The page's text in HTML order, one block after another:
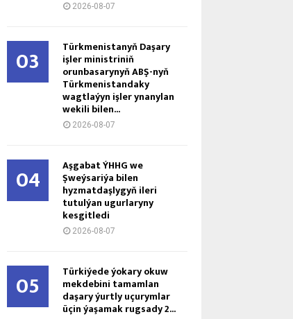
2026-08-07
03 Türkmenistanyň Daşary
işler ministriniň
orunbasarynyň ABŞ-nyň
Türkmenistandaky
wagtlaýyn işler ynanylan
wekili bilen...
2026-08-07
04 Aşgabat ÝHHG we
Şweýsariýa bilen
hyzmatdaşlygyň ileri
tutulýan ugurlaryny
kesgitledi
2026-08-07
05 Türkiýede ýokary okuw
mekdebini tamamlan
daşary ýurtly uçurymlar
üçin ýaşamak rugsady 2...